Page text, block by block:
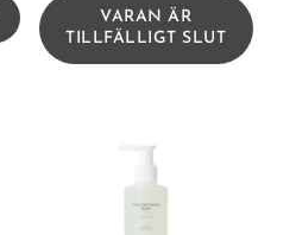
VARAN ÄR
TILLFÄLLIGT SLUT